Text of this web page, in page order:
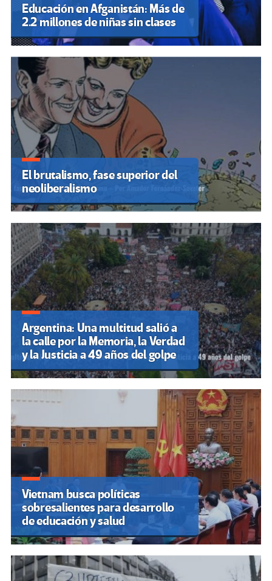
Educación en Afganistán: Más de
2.2 millones de niñas sin clases
El brutalismo, fase superior del
neoliberalismo
Argentina: Una multitud salió a
la calle por la Memoria, la Verdad
y la Justicia a 49 años del golpe
Vietnam busca políticas
sobresalientes para desarrollo
de educación y salud